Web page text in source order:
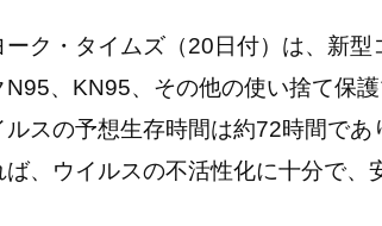
ク・タイムズ（20日付）は、新型
N95、KN95、その他の使い捨て保
ルスの予想生存時間は約72時間で
ば、ウイルスの不活性化に十分で、